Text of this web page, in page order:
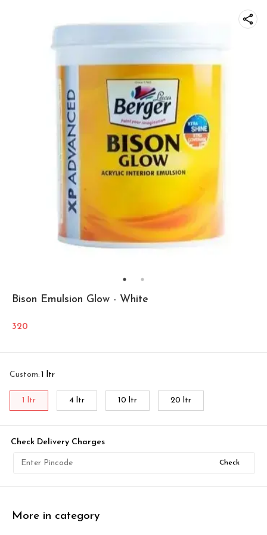
Bison Emulsion Glow - White
320
Custom: 1 ltr
1 ltr 4 ltr 10 ltr 20 ltr
Check Delivery Charges
Check
More in category